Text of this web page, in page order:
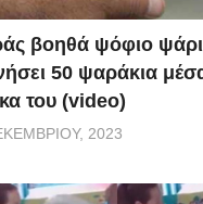
βοηθά ψόφιο
50 ψαράκια
του (video)
2023